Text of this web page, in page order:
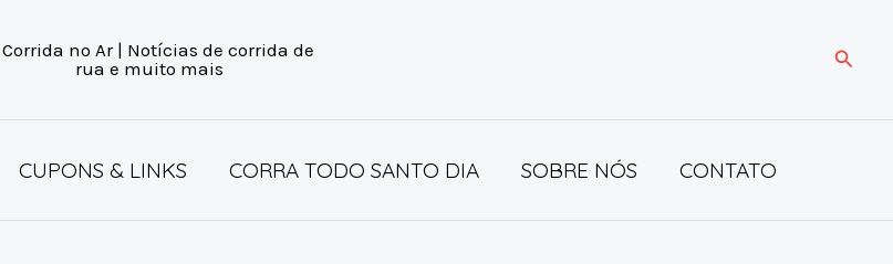
CUPONS & LINKS CORRA TODO SANTO DIA SOBRE NÓS CONTATO